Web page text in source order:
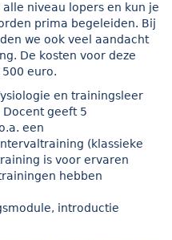
niveau lopers en kun je
prima begeleiden. Bij
we ook veel aandacht
De kosten voor deze
euro.
en trainingsleer
geeft 5
een
(klassieke
is voor ervaren
hebben
introductie